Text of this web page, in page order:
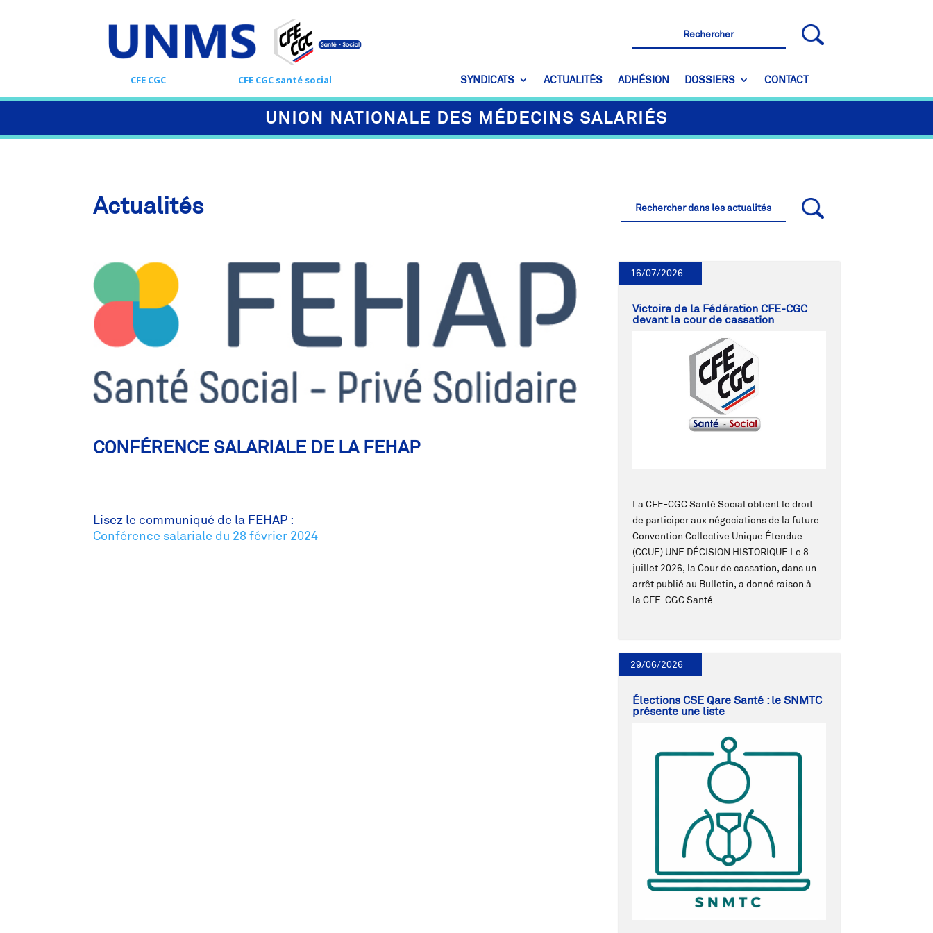
CFE CGC CFE CGC santé social SYNDICATS ACTUALITÉS ADHÉSION DOSSIERS CONTACT
UNION NATIONALE DES MÉDECINS SALARIÉS
Actualités
CONFÉRENCE SALARIALE DE LA FEHAP
Lisez le communiqué de la FEHAP :
Conférence salariale du 28 février 2024
Victoire de la Fédération CFE-CGC
devant la cour de cassation
La CFE-CGC Santé Social obtient le droit
de participer aux négociations de la future
Convention Collective Unique Étendue
(CCUE) UNE DÉCISION HISTORIQUE Le 8
juillet 2026, la Cour de cassation, dans un
arrêt publié au Bulletin, a donné raison à
la CFE-CGC Santé...
16/07/2026
Élections CSE Qare Santé : le SNMTC
présente une liste
29/06/2026